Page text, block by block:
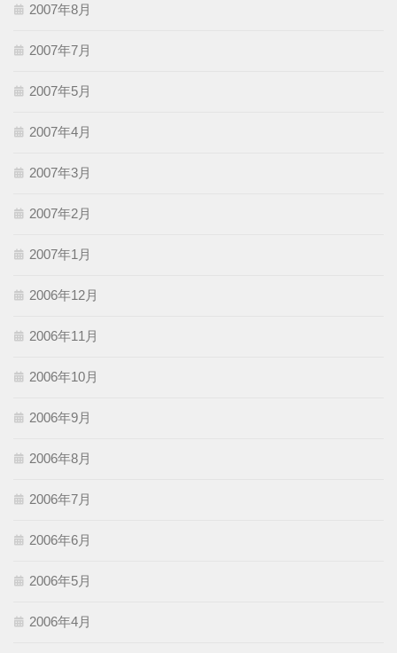
2007年8月
2007年7月
2007年5月
2007年4月
2007年3月
2007年2月
2007年1月
2006年12月
2006年11月
2006年10月
2006年9月
2006年8月
2006年7月
2006年6月
2006年5月
2006年4月